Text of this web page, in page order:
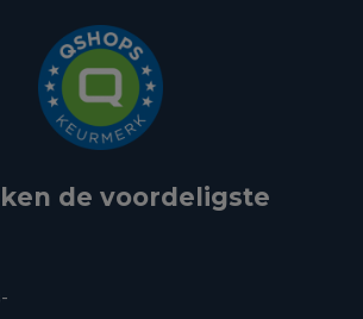
de voordeligste